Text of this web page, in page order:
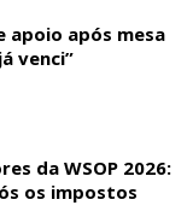
apoio após mesa
venci”
da WSOP 2026:
os impostos